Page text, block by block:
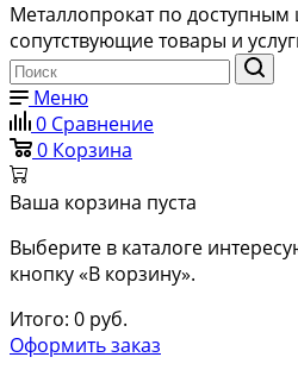
Металлопрокат по доступным
сопутствующие товары и
Меню
0 Сравнение
0 Корзина
Ваша корзина пуста
Выберите в каталоге
кнопку «В корзину».
Итого: 0 руб.
Оформить заказ